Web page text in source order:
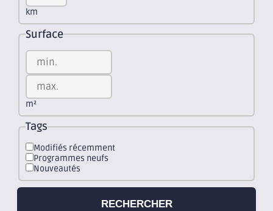
km
Surface
m²
Tags
Modifiés récemment
Programmes neufs
Nouveautés
RECHERCHER